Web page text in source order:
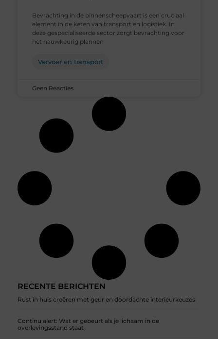
RECENTE BERICHTEN
Rust in huis creëren met geur en doordachte interieurkeuzes
Continu alert: Wat er gebeurt als je lichaam in de
overlevingsstand staat
Bevrachting in de binnenscheepvaart is een cruciaal
element in de keten van transport en logistiek. In
deze gespecialiseerde sector zorgt bevrachting voor
het nauwkeurig plannen
Vervoer en transport
Geen Reacties